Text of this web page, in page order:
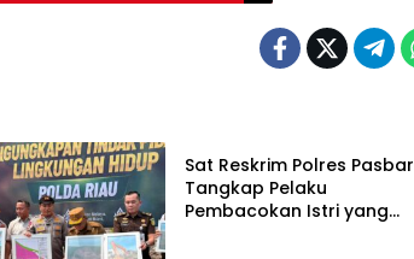
Sat Reskrim Polres Pasbar
Tangkap Pelaku
Pembacokan Istri yang